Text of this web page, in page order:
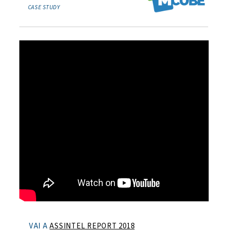
CASE STUDY
VAI AASSINTEL REPORT 2018